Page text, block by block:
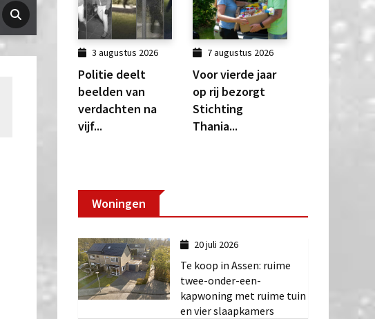
3 augustus 2026
Politie deelt
beelden van
verdachten na
vijf...
7 augustus 2026
Voor vierde jaar
op rij bezorgt
Stichting
Thania...
Woningen
20 juli 2026
Te koop in Assen: ruime
twee-onder-een-
kapwoning met ruime tuin
en vier slaapkamers